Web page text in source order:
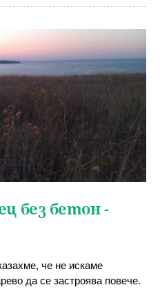
без бетон -
че не искаме
да се застроява повече.